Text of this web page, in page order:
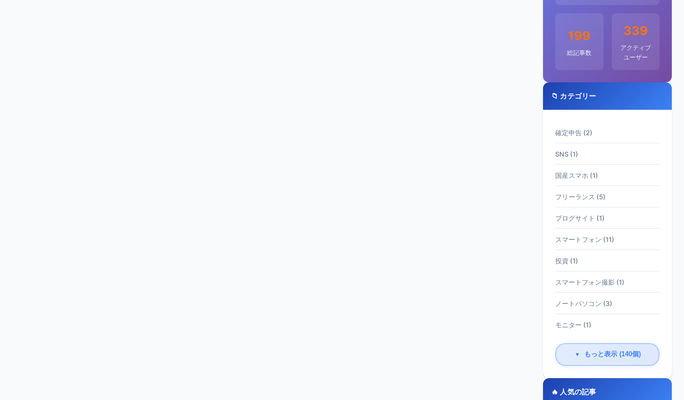
199
総記事数
339
アクティブ
ユーザー
📁 カテゴリー
確定申告 (2)
SNS (1)
国産スマホ (1)
フリーランス (5)
ブログサイト (1)
スマートフォン (11)
投資 (1)
スマートフォン撮影 (1)
ノートパソコン (3)
モニター (1)
▼ もっと表示 (140個)
🔥 人気の記事